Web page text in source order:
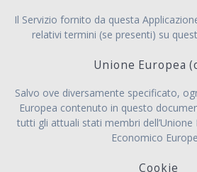
Il Servizio fornito da questa
relativi termini (se presenti) su
Unione Europea
Salvo ove diversamente specificato,
Europea contenuto in questo
tutti gli attuali stati membri dell’Unione
Economico
Cookie